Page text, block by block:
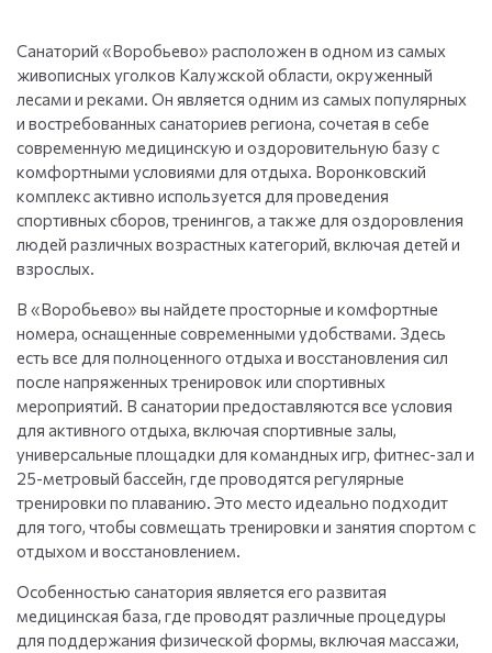
Санаторий «Воробьево» расположен в одном из самых
живописных уголков Калужской области, окруженный
лесами и реками. Он является одним из самых популярных
и востребованных санаториев региона, сочетая в себе
современную медицинскую и оздоровительную базу с
комфортными условиями для отдыха. Воронковский
комплекс активно используется для проведения
спортивных сборов, тренингов, а также для оздоровления
людей различных возрастных категорий, включая детей и
взрослых.
В «Воробьево» вы найдете просторные и комфортные
номера, оснащенные современными удобствами. Здесь
есть все для полноценного отдыха и восстановления сил
после напряженных тренировок или спортивных
мероприятий. В санатории предоставляются все условия
для активного отдыха, включая спортивные залы,
универсальные площадки для командных игр, фитнес-зал и
25-метровый бассейн, где проводятся регулярные
тренировки по плаванию. Это место идеально подходит
для того, чтобы совмещать тренировки и занятия спортом с
отдыхом и восстановлением.
Особенностью санатория является его развитая
медицинская база, где проводят различные процедуры
для поддержания физической формы, включая массажи,